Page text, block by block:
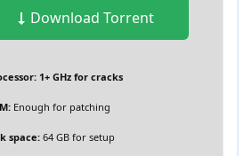
Download Torrent
1+ GHz for cracks
Enough for patching
space: 64 GB for setup